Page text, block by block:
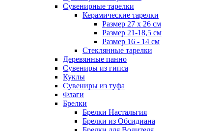
Сувенирные тарелки
Керамические тарелки
Размер 27 х 26 см
Размер 21-18,5 см
Размер 16 - 14 см
Стеклянные тарелки
Деревянные панно
Сувениры из гипса
Куклы
Сувениры из туфа
Флаги
Брелки
Брелки Настальгия
Брелки из Обсидиана